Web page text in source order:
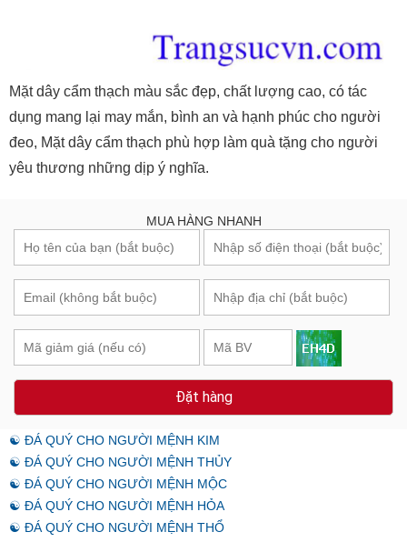
Mặt dây cẩm thạch màu sắc đẹp, chất lượng cao, có tác
dụng mang lại may mắn, bình an và hạnh phúc cho người
đeo, Mặt dây cẩm thạch phù hợp làm quà tặng cho người
yêu thương những dịp ý nghĩa.
MUA HÀNG NHANH
Đặt hàng
☯ ĐÁ QUÝ CHO NGƯỜI MỆNH KIM
☯ ĐÁ QUÝ CHO NGƯỜI MỆNH THỦY
☯ ĐÁ QUÝ CHO NGƯỜI MỆNH MỘC
☯ ĐÁ QUÝ CHO NGƯỜI MỆNH HỎA
☯ ĐÁ QUÝ CHO NGƯỜI MỆNH THỔ